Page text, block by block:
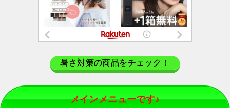
暑さ対策の商品をチェック！
メインメニューです♪